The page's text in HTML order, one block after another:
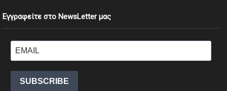
Εγγραφείτε στο NewsLetter μας
SUBSCRIBE